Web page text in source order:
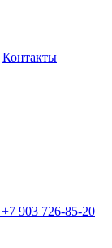
Контакты
+7 903 726-85-20